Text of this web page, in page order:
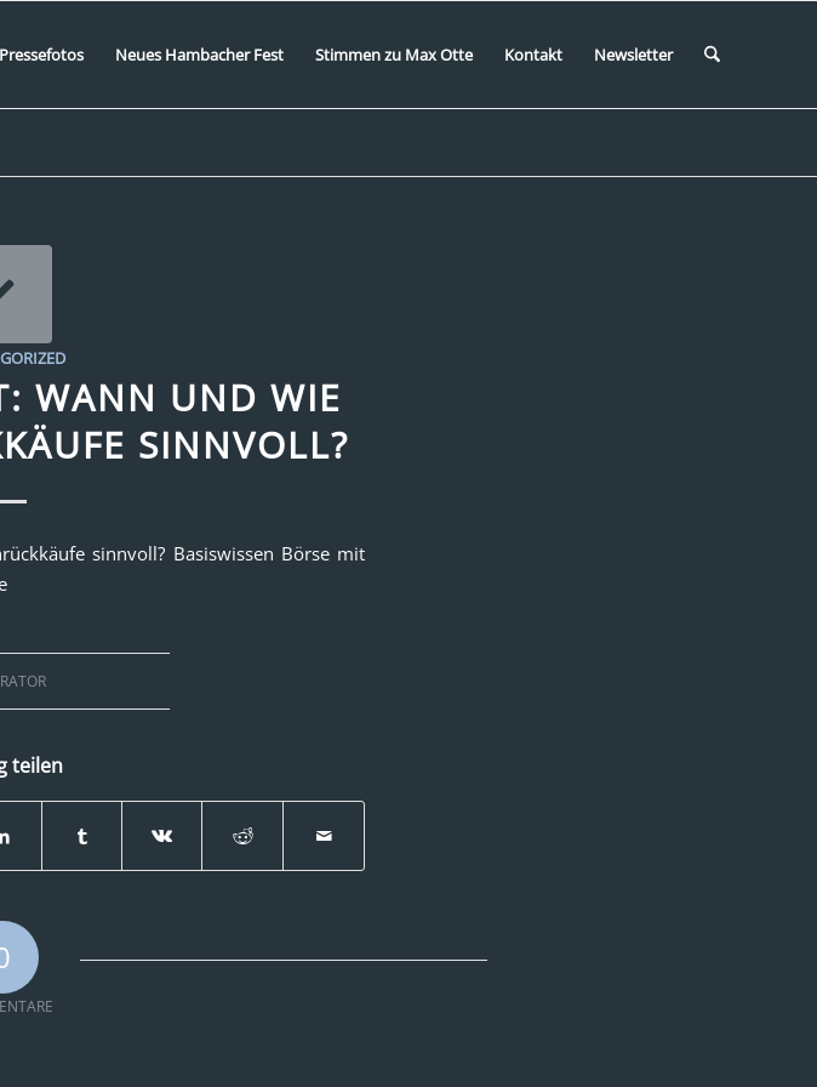
Pressefotos Neues Hambacher Fest Stimmen zu Max Otte Kontakt Newsletter
WANN UND WIE
SINNVOLL?
sinnvoll? Basiswissen Börse mit
teilen